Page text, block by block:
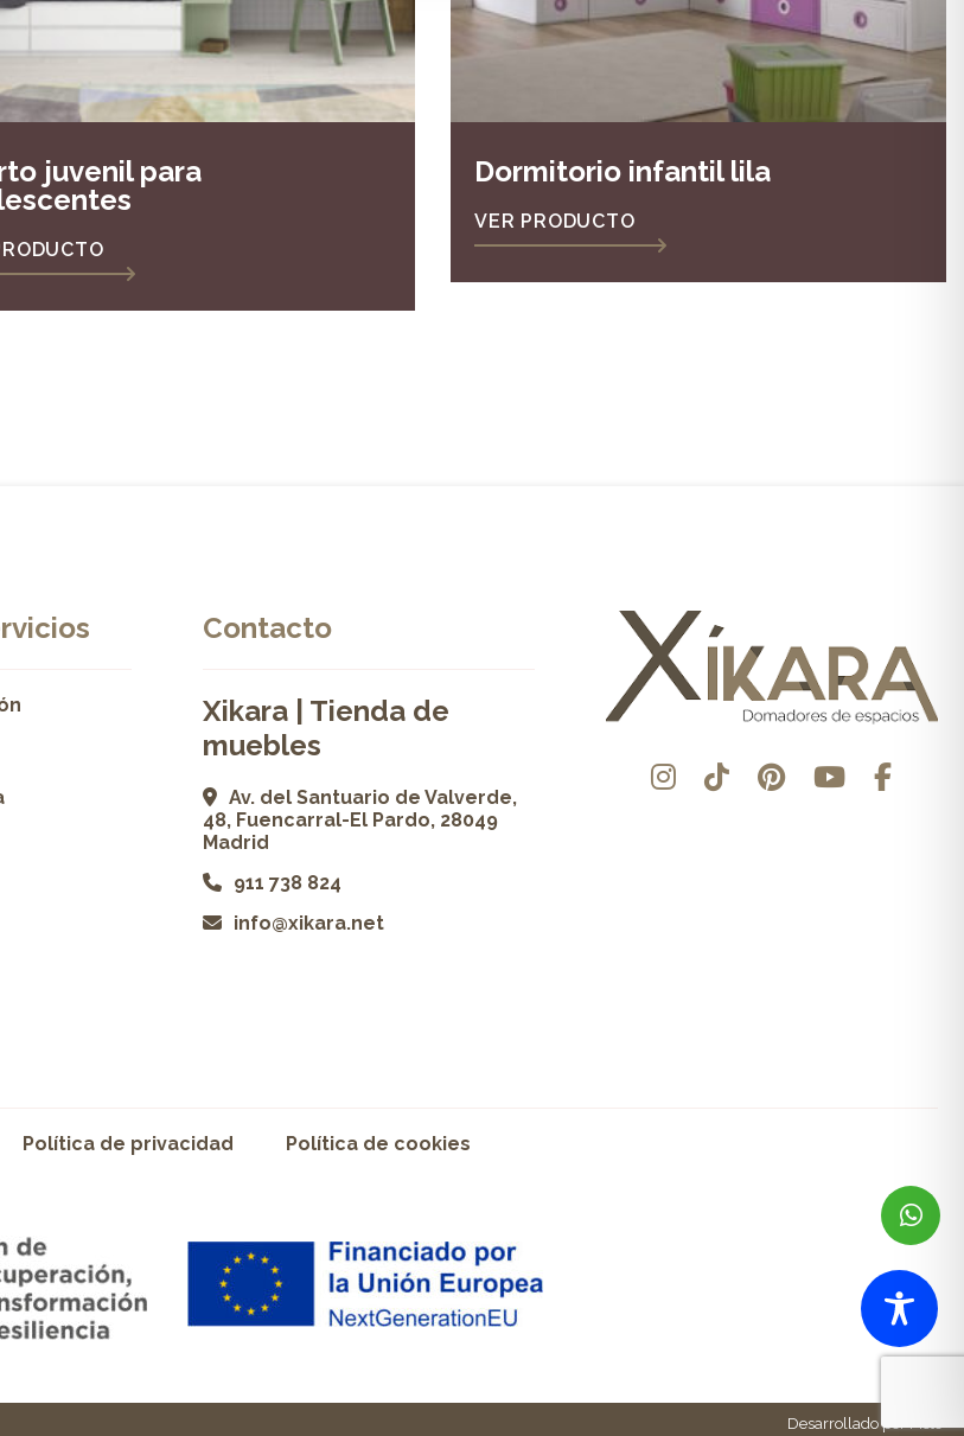
juvenil para
Dormitorio infantil lila
VER PRODUCTO
Contacto
Xikara | Tienda de
muebles
Av. del Santuario de Valverde,
48, Fuencarral-El Pardo, 28049
Madrid
911 738 824
info@xikara.net
Política de privacidad Política de cookies
Desarrollado por Pisto